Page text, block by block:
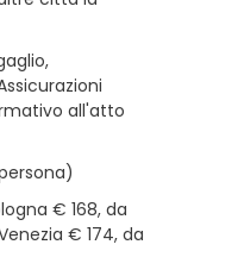
all'atto
€ 168, da
€ 174, da